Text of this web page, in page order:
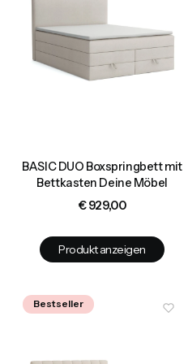
BASIC DUO Boxspringbett mit
Bettkasten Deine Möbel
Preis
€ 929,00
Produkt anzeigen
Bestseller